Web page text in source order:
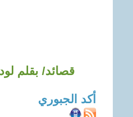
قصائد/ بقلم
أكد الجبوري